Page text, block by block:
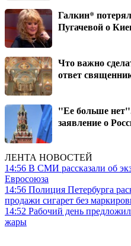
Галкин*
Пугачевой о
Что важно
ответ
"Ее больше
заявление о
ЛЕНТА НОВОСТЕЙ
14:56 В СМИ рассказали об
Евросоюза
14:56 Полиция Петербурга
продажи сигарет без
14:52 Рабочий день
жары